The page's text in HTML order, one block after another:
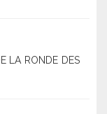
LA RONDE DES